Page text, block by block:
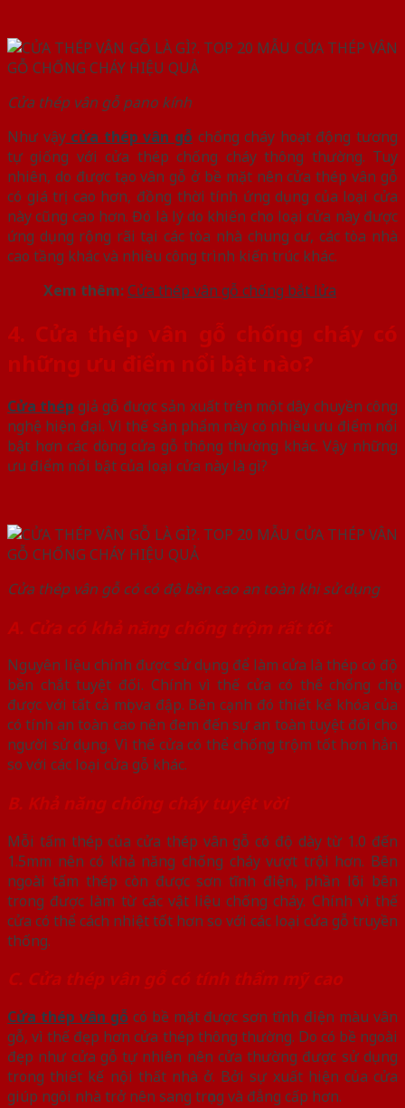
Cửa thép vân gỗ pano kính
Như vậycửa thép vân gỗ chống cháy hoạt động tương
tự giống với cửa thép chống cháy thông thường. Tuy
nhiên, do được tạo vân gỗ ở bề mặt nên cửa thép vân gỗ
có giá trị cao hơn, đồng thời tính ứng dụng của loại cửa
này cũng cao hơn. Đó là lý do khiến cho loại cửa này được
ứng dụng rộng rãi tại các tòa nhà chung cư, các tòa nhà
cao tầng khác và nhiều công trình kiến trúc khác.
Xem thêm:Cửa thép vân gỗ chống bắt lửa
4. Cửa thép vân gỗ chống cháy có
những ưu điểm nổi bật nào?
Cửa thép giả gỗ được sản xuất trên một dây chuyền công
nghệ hiện đại. Vì thế sản phẩm này có nhiều ưu điểm nổi
bật hơn các dòng cửa gỗ thông thường khác. Vậy những
ưu điểm nổi bật của loại cửa này là gì?
Cửa thép vân gỗ có có độ bền cao an toàn khi sử dụng
A. Cửa có khả năng chống trộm rất tốt
Nguyên liệu chính được sử dụng để làm cửa là thép có độ
bền chắt tuyệt đối. Chính vì thế cửa có thể chống chọi
được với tất cả mọi va đập. Bên cạnh đó thiết kế khóa của
có tính an toàn cao nên đem đến sự an toàn tuyệt đối cho
người sử dụng. Vì thế cửa có thể chống trộm tốt hơn hẳn
so với các loại cửa gỗ khác.
B. Khả năng chống cháy tuyệt vời
Mỗi tấm thép của cửa thép vân gỗ có độ dày từ 1.0 đến
1.5mm nên có khả năng chống cháy vượt trội hơn. Bên
ngoài tấm thép còn được sơn tĩnh điện, phần lõi bên
trong được làm từ các vật liệu chống cháy. Chính vì thế
cửa có thể cách nhiệt tốt hơn so với các loại cửa gỗ truyền
thống.
C. Cửa thép vân gỗ có tính thẩm mỹ cao
Cửa thép vân gỗcó bề mặt được sơn tĩnh điện màu vân
gỗ, vì thế đẹp hơn cửa thép thông thường. Do có bề ngoài
đẹp như cửa gỗ tự nhiên nên cửa thường được sử dụng
trong thiết kế nội thất nhà ở. Bởi sự xuất hiện của cửa
giúp ngôi nhà trở nên sang trọng và đẳng cấp hơn.